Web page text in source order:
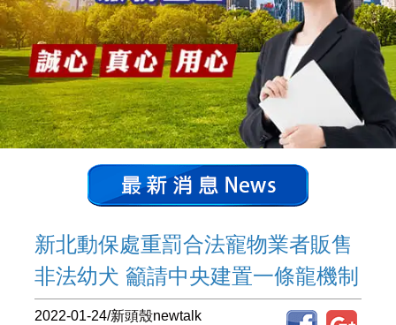
新北動保處重罰合法寵物業者販售
非法幼犬 籲請中央建置一條龍機制
2022-01-24/新頭殼newtalk